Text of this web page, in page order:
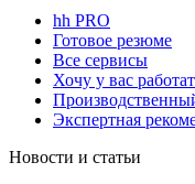
hh PRO
Готовое резюме
Все сервисы
Хочу у вас
Экспертная
Новости и статьи